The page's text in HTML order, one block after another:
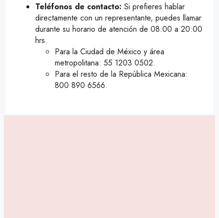
Teléfonos de contacto: Si prefieres hablar
directamente con un representante, puedes llamar
durante su horario de atención de 08:00 a 20:00
hrs.
Para la Ciudad de México y área
metropolitana: 55 1203 0502.
Para el resto de la República Mexicana:
800 890 6566.